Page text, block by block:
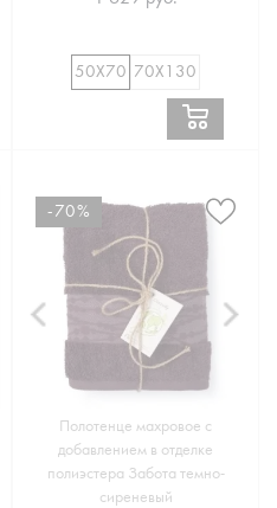
50Х70 70Х130
-70%
Полотенце махровое с
добавлением в отделке
полиэстера Забота темно-
сиреневый